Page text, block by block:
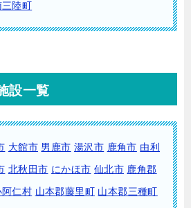
陸町
設一覧
大館市 男鹿市 湯沢市 鹿角市 由利
北秋田市 にかほ市 仙北市 鹿角郡
仁村 山本郡藤里町 山本郡三種町